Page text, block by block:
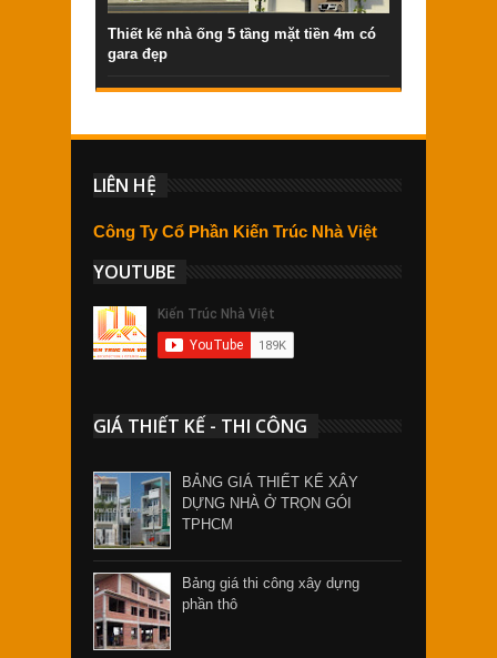
Thiết kế nhà ống 5 tầng mặt tiền 4m có
gara đẹp
LIÊN HỆ
Công Ty Cổ Phần Kiến Trúc Nhà Việt
YOUTUBE
GIÁ THIẾT KẾ - THI CÔNG
BẢNG GIÁ THIẾT KẾ XÂY
DỰNG NHÀ Ở TRỌN GÓI
TPHCM
Bảng giá thi công xây dựng
phần thô